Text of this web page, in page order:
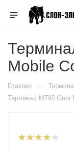
Mobile
Главная —
Терминал MT90 Orca